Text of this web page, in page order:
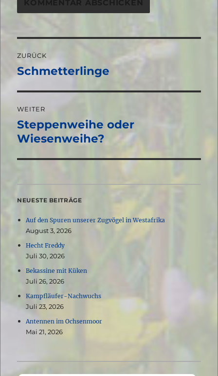
ZURÜCK
Vorheriger
Schmetterlinge
WEITER
Nächster
Beitrag:
Steppenweihe oder
Wiesenweihe?
NEUESTE BEITRÄGE
Auf den Spuren unserer Zugvögel in Westafrika
August 3, 2026
Hecht Freddy
Juli 30, 2026
Bekassine mit Küken
Juli 26, 2026
Kampfläufer-Nachwuchs
Juli 23, 2026
Antennen im Ochsenmoor
Mai 21, 2026